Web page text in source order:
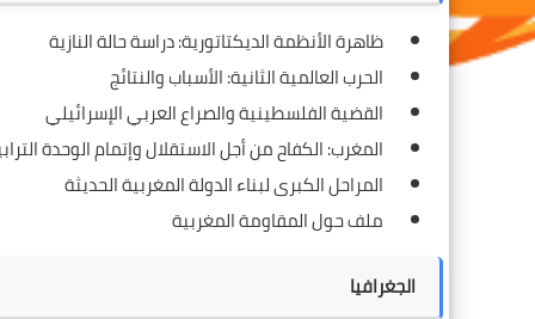
ظاهرة الأنظمة الديكتاتورية: دراسة حالة النازية
الحرب العالمية الثانية: الأسباب والنتائج
القضية الفلسطينية والصراع العربي الإسرائيلي
المغرب: الكفاح من أجل الاستقلال وإتمام الوحدة
المراحل الكبرى لبناء الدولة المغربية الحديثة
ملف حول المقاومة المغربية
الجغرافيا